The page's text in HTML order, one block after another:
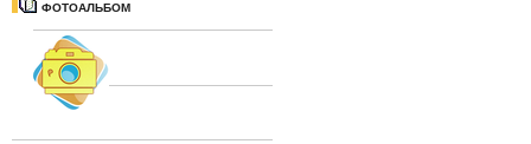
ФОТОАЛЬБОМ